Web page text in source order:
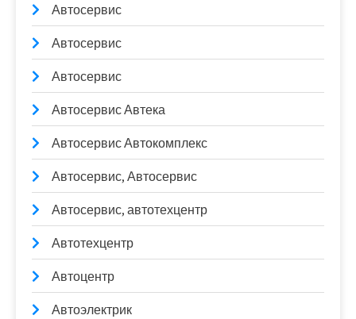
Автосервис
Автосервис
Автосервис
Автосервис Автека
Автосервис Автокомплекс
Автосервис, Автосервис
Автосервис, автотехцентр
Автотехцентр
Автоцентр
Автоэлектрик